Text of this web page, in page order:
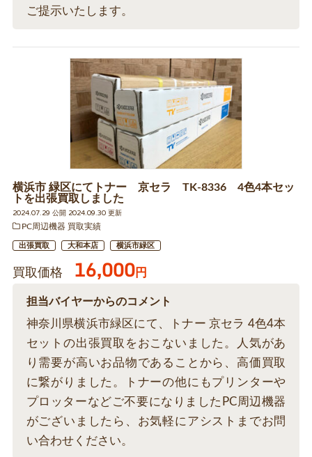
ご提示いたします。
横浜市 緑区にてトナー 京セラ TK-8336 4色4本セッ
トを出張買取しました
2024.07.29 公開 2024.09.30 更新
PC周辺機器 買取実績
出張買取 大和本店 横浜市緑区
買取価格 16,000円
担当バイヤーからのコメント
神奈川県横浜市緑区にて、トナー 京セラ 4色4本
セットの出張買取をおこないました。人気があ
り需要が高いお品物であることから、高価買取
に繋がりました。トナーの他にもプリンターや
プロッターなどご不要になりましたPC周辺機器
がございましたら、お気軽にアシストまでお問
い合わせください。